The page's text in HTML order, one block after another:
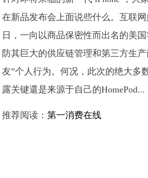
在新品发布会上面说些什么。互联
日，一向以商品保密性而出名的美
防其巨大的供应链管理和第三方生
友”个人行为。何况，此次的绝大多
露关键還是来源于自己的HomePod...
推荐阅读：第一消费在线